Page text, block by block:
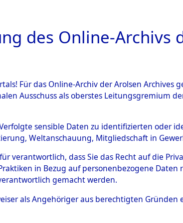
ARCHIVALE
des Ablaufs und
die
→0003
des Online-Archivs
Für das Online-Archiv der Arolsen
Ausschuss als oberstes Leitungsgremium
sensible Daten zu identifizierten oder
Weltanschauung, Mitgliedschaft in
verantwortlich, dass Sie das Recht auf die
in Bezug auf personenbezogene
gemacht werden.
als Angehöriger aus berechtigten